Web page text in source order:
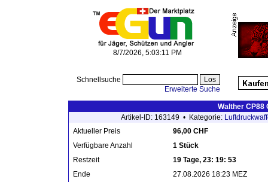
8/7/2026, 5:03:11 PM
Schnellsuche
Erweiterte Suche
Walther CP88
Artikel-ID: 163149 • Kategorie:
Aktueller Preis
96,00 CHF
Verfügbare Anzahl
1 Stück
Restzeit
19 Tage, 23: 19: 53
Ende
27.08.2026 18:23 MEZ